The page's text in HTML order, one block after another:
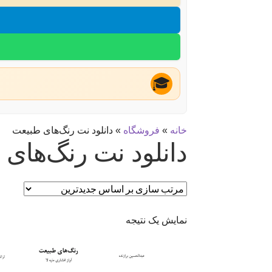
🎓
خانه » فروشگاه »دانلود نت رنگ‌های طبیعت
دانلود نت
نمایش یک نتیجه